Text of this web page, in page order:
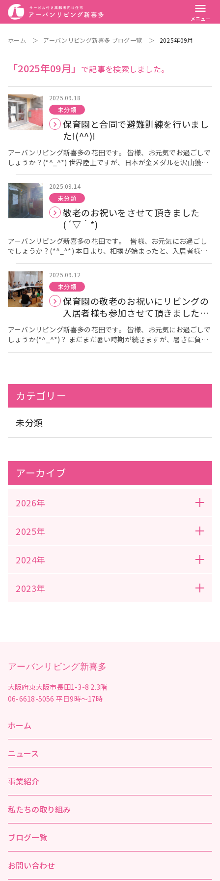
menu
メニュー
ホーム ＞ アーバンリビング新喜多 ブログ一覧 ＞ 2025年09月
「2025年09月」 で記事を検索しました。
2025.09.18
未分類
保育園と合同で避難訓練を行いまし
た!(^^)!
アーバンリビング新喜多の花田です。 皆様、お元気でお過ごしで
しょうか？(*^_^*) 世界陸上ですが、日本が金メダルを沢山獲得
してほしいですね(>_<) 本日は、保育園と合同で避難訓練と消火
訓練を行いました。 園児さんも入居者様も、防災を意識して参加
して頂けました( ｀ー´)ノ 避難訓練終了後は、園児さん達と交流
させて頂きました。 入居者様も園児との交流に楽しまれたみたい
で、交流後も入居者様同士でお話されていました(*^_^*) 園児さ
んと先生方、ありがとうございました
いるので、防災を意識して取り組んでいきたいと思います!(^^)!
2025.09.14
未分類
敬老のお祝いをさせて頂きました
(´▽｀*)
アーバンリビング新喜多の花田です。 皆様、お元気にお過ごし
でしょうか？(*^_^*) 本日より、相撲が始まったと、入居者様よ
り教えて頂きました。 皆様、楽しみにされていましたよ(*^^)v
明日、敬老の日ですが、リビングでは本日、ほんの些細なお気持
ちですが、 紙や折り紙で作ったものをお渡しさせて頂きました。
元気が一番ですので、これからも、しっかりとお食事と水分を摂
取して頂けるように、 入居者様へお伝えさせて頂いています
<m(__)m> お元気なお姿を、写真に撮らせて頂きました
様、素敵な笑顔、ありがとうございました＼(^o^)／ これから
も、お元気にお過ごしください(^_-)-☆
2025.09.12
未分類
保育園の敬老のお祝いにリビングの
入居者様も参加させて頂きました
(´▽｀*)
アーバンリビング新喜多の花田です。 皆様、お元気にお過ごしで
しょうか(*^_^*)？ まだまだ暑い時期が続きますが、暑さに負け
も見られていました(*^_^*) また敬老のお祝いも頂き、お写真を
撮らせて頂きました
敬老のお祝いに参加させて頂き、あり
がとうございました<m(__)m> 楽しい時間を過ごさせて頂きま
した
カテゴリー
未分類
アーカイブ
2026年
2025年
2024年
2023年
アーバンリビング新喜多
大阪府東大阪市長田1-3-8 2.3階
06-6618-5056 平日9時～17時
ホーム
ニュース
事業紹介
私たちの取り組み
ブログ一覧
お問い合わせ